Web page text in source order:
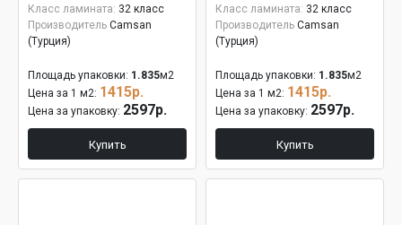
Класс ламината: 32 класс
Производитель Camsan
(Турция)
Площадь упаковки: 1.835м2
Цена за 1 м2: 1415р.
Цена за упаковку: 2597р.
Купить
Класс ламината: 32 класс
Производитель Camsan
(Турция)
Площадь упаковки: 1.835м2
Цена за 1 м2: 1415р.
Цена за упаковку: 2597р.
Купить